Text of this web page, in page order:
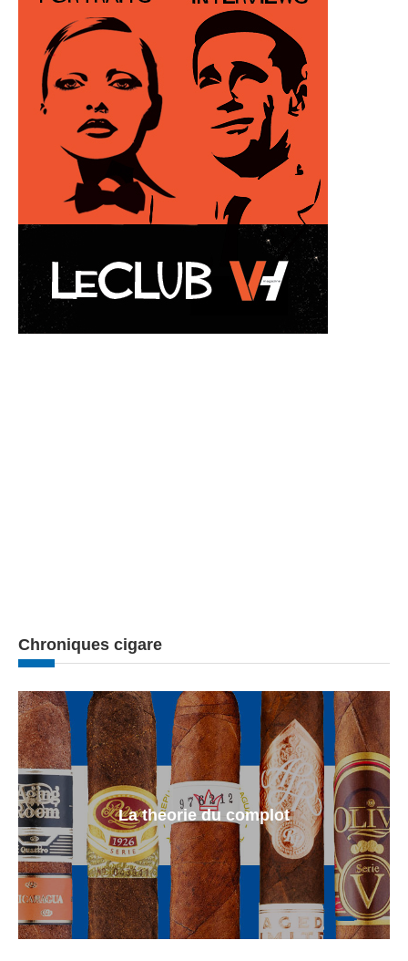
Chroniques cigare
La theorie du complot